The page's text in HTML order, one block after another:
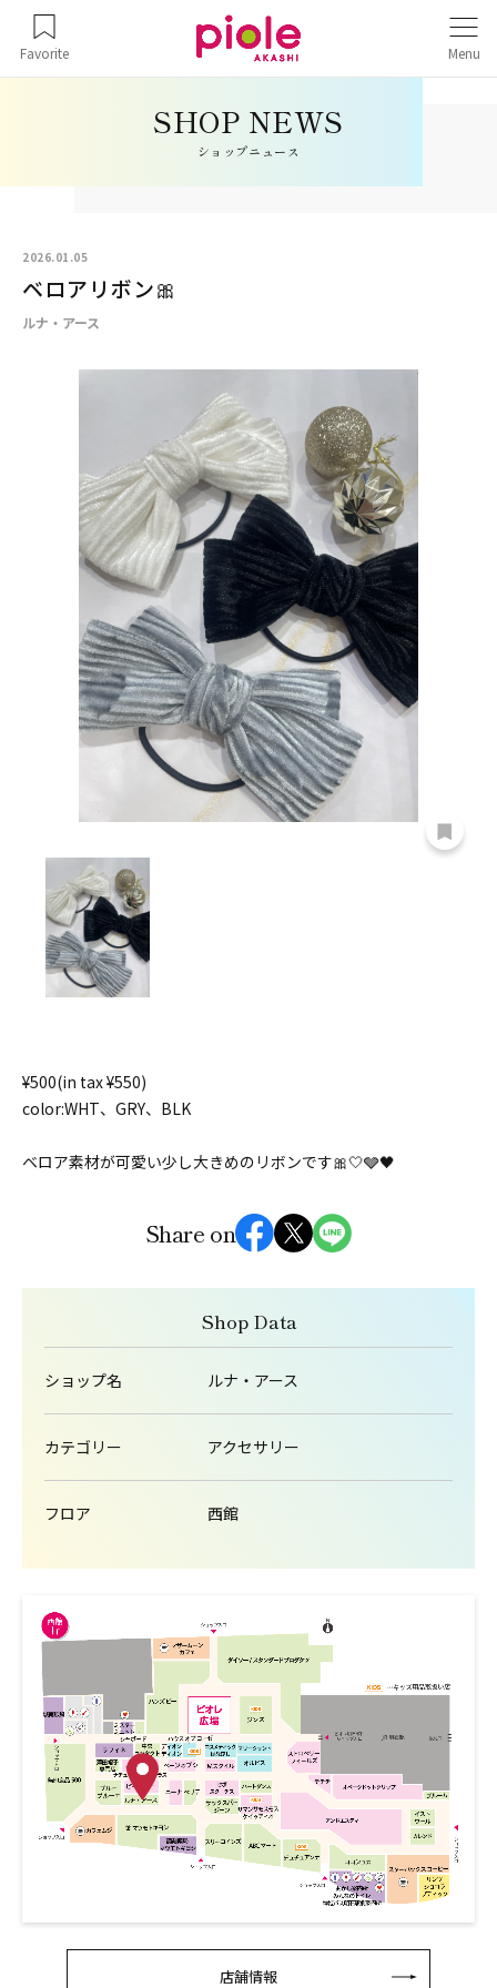
Favorite Menu
ショップニュース
2026.01.05
ベロアリボン🎀
ルナ・アース
¥500(in tax ¥550)
color:WHT、GRY、BLK
ベロア素材が可愛い少し大きめのリボンです🎀🤍🩶🖤
Share on
Shop Data
ショップ名 ルナ・アース
カテゴリー アクセサリー
フロア 西館
店舗情報